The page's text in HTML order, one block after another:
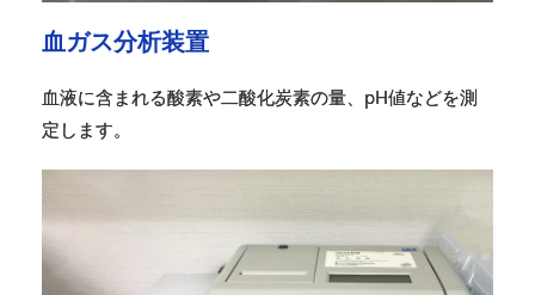
血ガス分析装置
血液に含まれる酸素や二酸化炭素の量、pH値などを測
定します。